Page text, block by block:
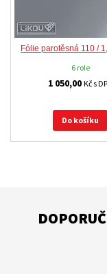
Fólie parotěsná 110 /
6 role
1 050,00 Kč s
Do košíku